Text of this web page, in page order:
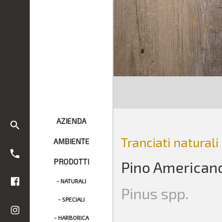
AZIENDA
AMBIENTE
PRODOTTI
- NATURALI
- SPECIALI
- HARBORICA
Tranciati naturali
Pino
Pinus spp.